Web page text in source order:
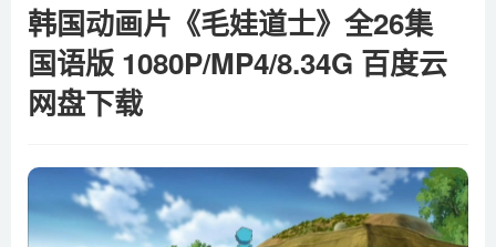
韩国动画片《毛娃道士》全26集
国语版 1080P/MP4/8.34G 百度云
网盘下载